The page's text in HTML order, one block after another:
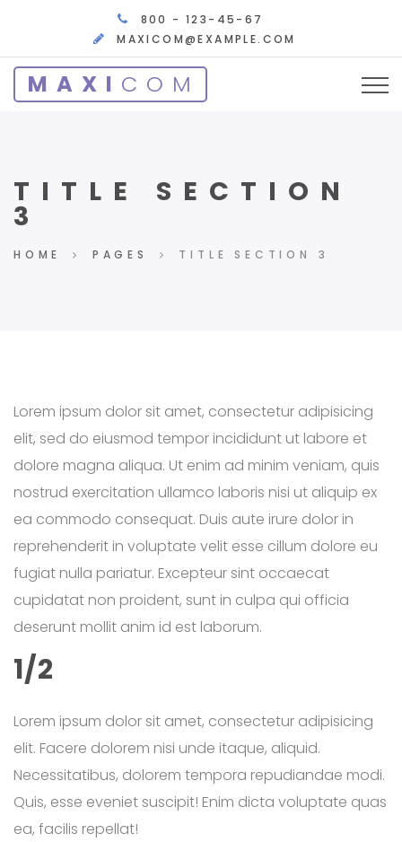
800 - 123-45-67
MAXICOM@EXAMPLE.COM
MAXI COM
TITLE SECTION
3
HOME PAGES TITLE SECTION 3
Lorem ipsum dolor sit amet, consectetur adipisicing
elit, sed do eiusmod tempor incididunt ut labore et
dolore magna aliqua. Ut enim ad minim veniam, quis
nostrud exercitation ullamco laboris nisi ut aliquip ex
ea commodo consequat. Duis aute irure dolor in
reprehenderit in voluptate velit esse cillum dolore eu
fugiat nulla pariatur. Excepteur sint occaecat
cupidatat non proident, sunt in culpa qui officia
deserunt mollit anim id est laborum.
1/2
Lorem ipsum dolor sit amet, consectetur adipisicing
elit. Facere dolorem nisi unde itaque, aliquid.
Necessitatibus, dolorem tempora repudiandae modi.
Quis, esse eveniet suscipit! Enim dicta voluptate quas
ea, facilis repellat!